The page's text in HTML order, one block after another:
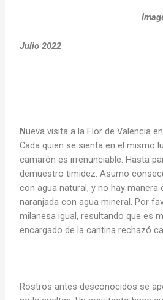
Julio 2022
Nueva visita a la Flor de Valencia
Cada quien se sienta en el mismo
camarón es irrenunciable. Hasta
demuestro timidez. Asumo
con agua natural, y no hay manera
naranjada con agua mineral. Por
milanesa igual, resultando que es
encargado de la cantina rechazó
Rostros antes desconocidos se